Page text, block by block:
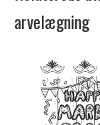
arvelægning